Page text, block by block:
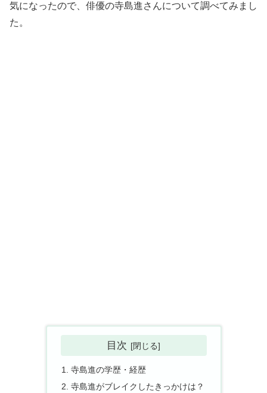
気になったので、俳優の寺島進さんについて調べてみまし
た。
目次
寺島進の学歴・経歴
寺島進がブレイクしたきっかけは？